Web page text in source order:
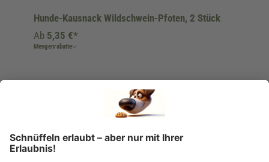
Hunde-Kausnack Wildschwein-Pfoten, 2 Stück
Ab 5,35 €*
Mengenrabatte